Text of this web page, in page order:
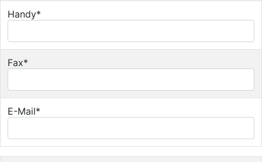
Handy*
Fax*
E-Mail*